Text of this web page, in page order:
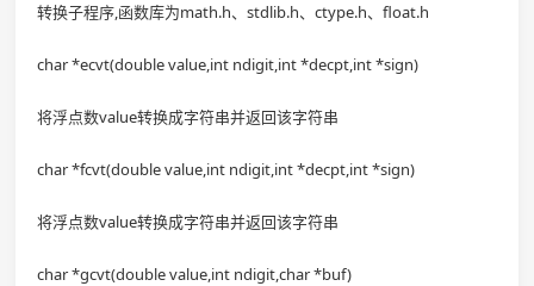
转换子程序,函数库为math.h、stdlib.h、ctype.h、float.h
char *ecvt(double value,int ndigit,int *decpt,int *sign)
将浮点数value转换成字符串并返回该字符串
char *fcvt(double value,int ndigit,int *decpt,int *sign)
将浮点数value转换成字符串并返回该字符串
char *gcvt(double value,int ndigit,char *buf)